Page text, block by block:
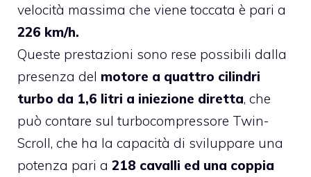
velocità massima che viene toccata è pari a
226 km/h.
Queste prestazioni sono rese possibili dalla
presenza del motore a quattro cilindri
turbo da 1,6 litri a iniezione diretta, che
può contare sul turbocompressore Twin-
Scroll, che ha la capacità di sviluppare una
potenza pari a 218 cavalli ed una coppia